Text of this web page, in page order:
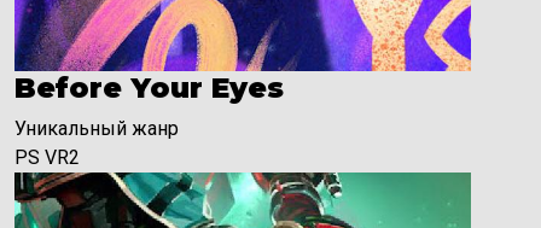
Before Your Eyes
Уникальный жанр
PS VR2